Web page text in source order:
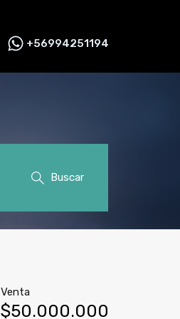
+56994251194
Buscar
Venta
$50.000.000